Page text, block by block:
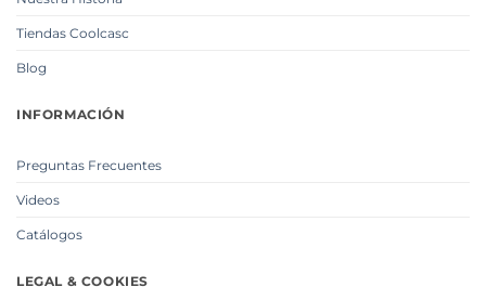
Tiendas Coolcasc
Blog
INFORMACIÓN
Preguntas Frecuentes
Videos
Catálogos
LEGAL & COOKIES